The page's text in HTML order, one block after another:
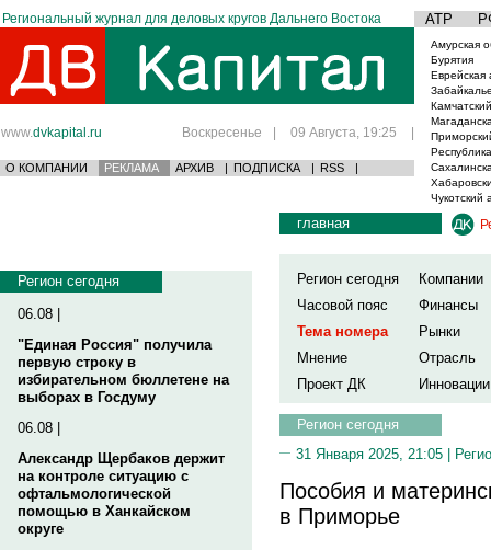
Региональный журнал для деловых кругов Дальнего Востока АТР
www.dvkapital.ru Воскресенье | 09 Августа, 19:25 |
О КОМПАНИИ РЕКЛАМА АРХИВ | ПОДПИСКА | RSS |
Амурская
Бурятия
Еврейская
Чукотский
Регион сегодня
06.08 |
"Единая Россия" получила
первую строку в
избирательном бюллетене на
выборах в Госдуму
06.08 |
Александр Щербаков держит
на контроле ситуацию с
офтальмологической
помощью в Ханкайском
округе
главная
Регион сегодня
Компании
Часовой пояс
Финансы
Тема номера
Рынки
Мнение
Отрасль
Проект ДК
Инновации
Регион сегодня
31 Января 2025, 21:05 |
Пособия и
в Приморье